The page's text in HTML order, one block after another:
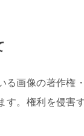
る画像の著作権
す。権利を侵害